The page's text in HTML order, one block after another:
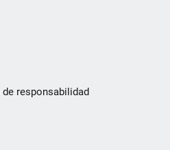
responsabilidad